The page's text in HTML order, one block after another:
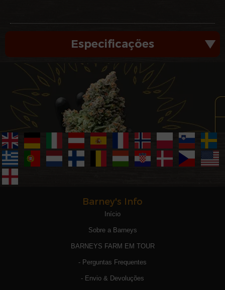
Especificações
Barney's Info
Início
Sobre a Barneys
BARNEYS FARM EM TOUR
- Perguntas Frequentes
- Envio & Devoluções